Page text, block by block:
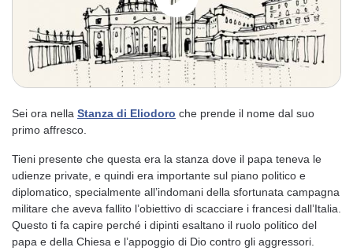
Sei ora nella Stanza di Eliodoro che prende il nome dal suo
primo affresco.
Tieni presente che questa era la stanza dove il papa teneva le
udienze private, e quindi era importante sul piano politico e
diplomatico, specialmente all’indomani della sfortunata campagna
militare che aveva fallito l’obiettivo di scacciare i francesi dall’Italia.
Questo ti fa capire perché i dipinti esaltano il ruolo politico del
papa e della Chiesa e l’appoggio di Dio contro gli aggressori.